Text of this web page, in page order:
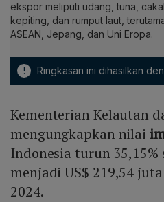
ekspor meliputi udang, tuna,
kepiting, dan rumput laut,
ASEAN, Jepang, dan Uni Eropa.
! Ringkasan ini dihasilkan
Kementerian Kelautan
mengungkapkan nilai
Indonesia turun 35,15%
menjadi US$ 219,54
2024.